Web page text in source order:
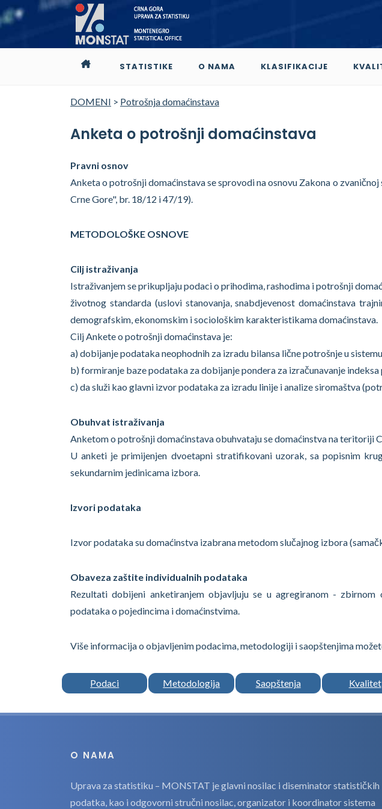
STATISTIKE O NAMA KLASIFIKACIJE
DOMENI > Potrošnja domaćinstava
Anketa o potrošnji domaćinstava
Pravni osnov
Anketa o potrošnji domaćinstava se sprovodi na osnovu Zakona o
Crne Gore", br. 18/12 i 47/19).
METODOLOŠKE OSNOVE
Cilj istraživanja
Istraživanjem se prikupljaju podaci o prihodima, rashodima i potrošnji
životnog standarda (uslovi stanovanja, snabdjevenost domaćinstava
demografskim, ekonomskim i sociološkim karakteristikama domaćinstava.
Cilj Ankete o potrošnji domaćinstava je:
a) dobijanje podataka neophodnih za izradu bilansa lične potrošnje u
b) formiranje baze podataka za dobijanje pondera za izračunavanje
c) da služi kao glavni izvor podataka za izradu linije i analize siromaštva
Obuhvat istraživanja
Anketom o potrošnji domaćinstava obuhvataju se domaćinstva na teritoriji
U anketi je primijenjen dvoetapni stratifikovani uzorak, sa popisnim
sekundarnim jedinicama izbora.
Izvori podataka
Izvor podataka su domaćinstva izabrana metodom slučajnog izbora
Obaveza zaštite individualnih podataka
Rezultati dobijeni anketiranjem objavljuju se u agregiranom - zbirnom
podataka o pojedincima i domaćinstvima.
Više informacija o objavljenim podacima, metodologiji i saopštenjima
Podaci Metodologija Saopštenja Kvalitet
O NAMA
Uprava za statistiku – MONSTAT je glavni nosilac i diseminator statističkih
podatka, kao i odgovorni stručni nosilac, organizator i koordinator sistema